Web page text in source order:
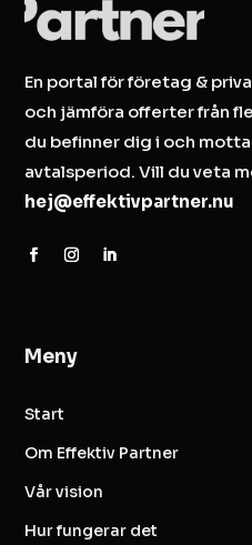
En portal för företag &
och jämföra offerter från
du befinner dig i och
avtalsperiod. Vill du veta
hej@effektivpartner.nu
Meny
Start
Om Effektiv Partner
Vår vision
Hur fungerar det